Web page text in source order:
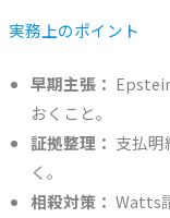
実務上のポイント
早期主張：
おくこと。
証拠整理： 支払
く。
相殺対策： Watts